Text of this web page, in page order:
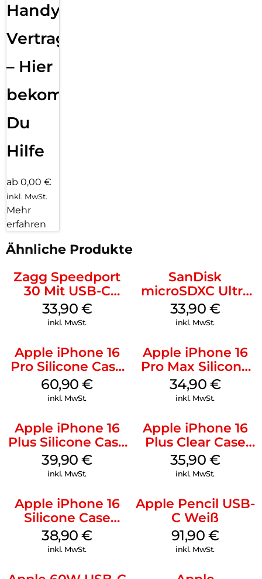
Handy
Vertragsabwicklung
– Hier
bekommst
Du
Hilfe
ab 0,00 €
inkl. MwSt.
Mehr
erfahren
Ähnliche Produkte
Zagg Speedport
30 Mit USB-C
Kabel Weiß
33,90 €
inkl. MwSt.
SanDisk
microSDXC Ultra
128 GB + Adapter
Mobile
33,90 €
inkl. MwSt.
Apple iPhone 16
Pro Silicone Case
MagSafe Stone
Gray
60,90€
inkl. MwSt.
Apple iPhone 16
Pro Max Silicone
Case MagSafe
Denim
34,90 €
inkl. MwSt.
Apple iPhone 16
Plus Silicone Case
MagSafe Plum
39,90€
inkl. MwSt.
Apple iPhone 16
Plus Clear Case
MagSafe
Transparent
35,90 €
inkl. MwSt.
Apple iPhone 16
Silicone Case
MagSafe
Ultramarine
38,90€
inkl. MwSt.
Apple Pencil USB-
C Weiß
91,90 €
inkl. MwSt.